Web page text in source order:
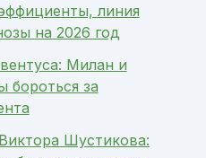
линия
на 2026 год
Милан и
бороться за
Шустикова: